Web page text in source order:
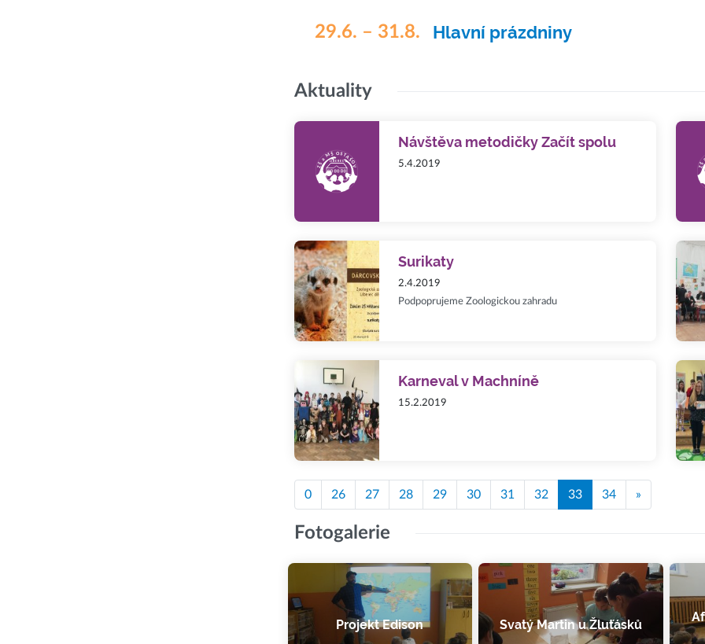
29.6. – 31.8. Hlavní prázdniny
Aktuality
Návštěva metodičky Začít spolu
5.4.2019
Surikaty
2.4.2019
Podpoprujeme Zoologickou zahradu
Karneval v Machníně
15.2.2019
0 26 27 28 29 30 31 32 33 34 »
Fotogalerie
Projekt Edison Svatý Martin u Žluťásků